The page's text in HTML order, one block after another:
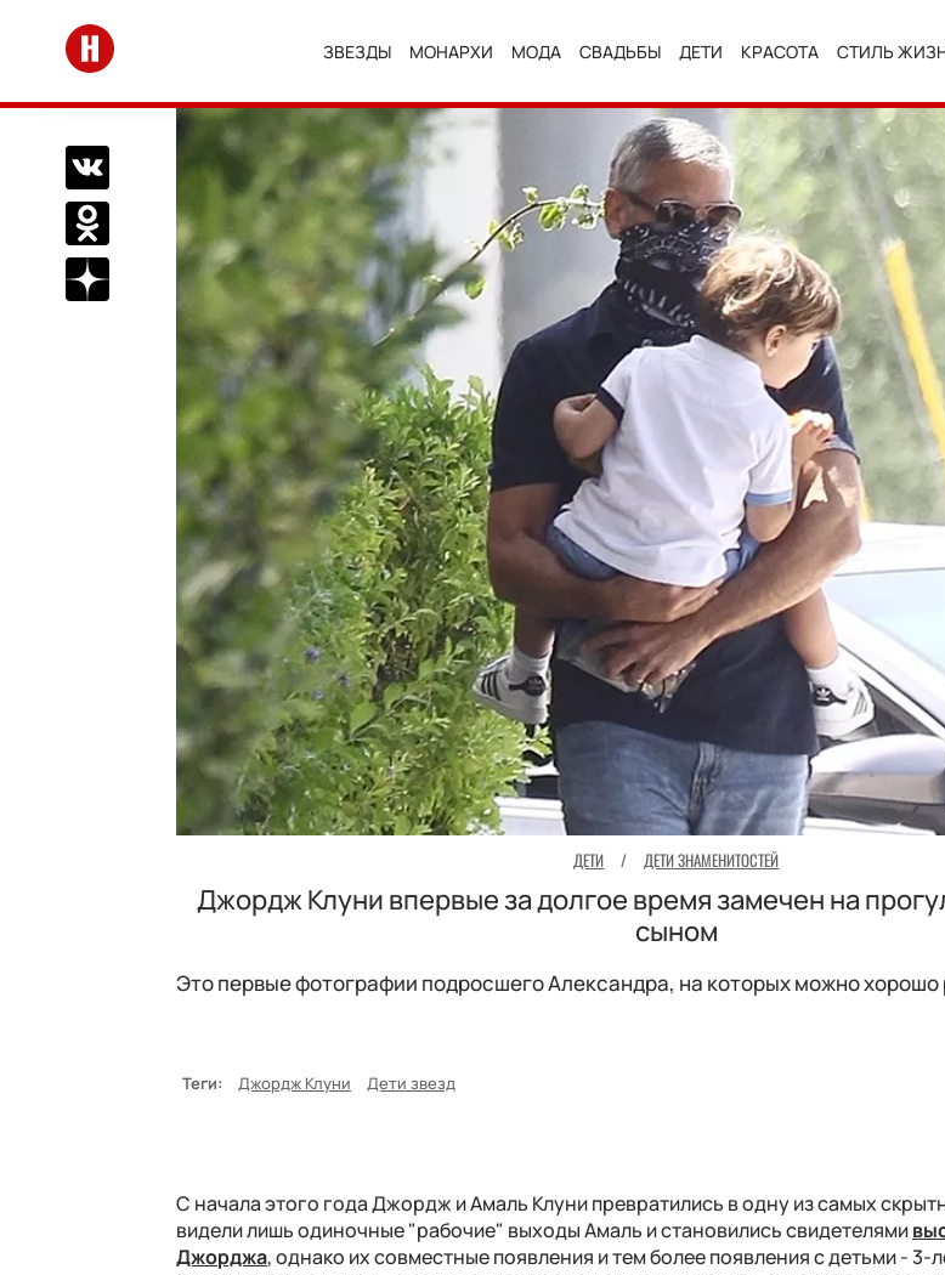
Перейти на главную
ЗВЕЗДЫ МОНАРХИ МОДА СВАДЬБЫ ДЕТИ КРАСОТА СТИЛЬ
Поделиться Вконтакте
Поделиться в Одноклассниках
Подписаться на нас в Дзен
ДЕТИ / ДЕТИ ЗНАМЕНИТОСТЕЙ
Джордж Клуни впервые за долгое время замечен на
сыном
Это первые фотографии подросшего Александра, на которых можно хорошо
Теги:
Джордж Клуни Дети звезд
С начала этого года Джордж и Амаль Клуни превратились в одну из самых
видели лишь одиночные "рабочие" выходы Амаль и становились свидетелями
Джорджа, однако их совместные появления и тем более появления с детьми - 3-